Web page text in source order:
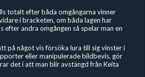
totalt efter båda omgångarna vinner
i bracketen, om båda lagen har
efter andra omgången så spelar man en
på något vis försöka lura till sig vinster i
eller manipulerade bildbevis, gör
det i att man blir avstängd från Keita